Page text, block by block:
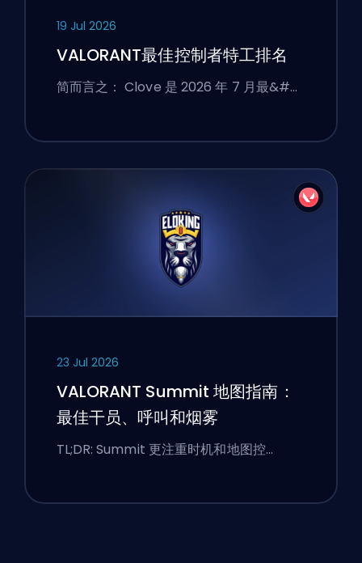
19 Jul 2026
VALORANT最佳控制者特工排名
简而言之： Clove 是 2026 年 7 月最&#…
23 Jul 2026
VALORANT Summit 地图指南：
最佳干员、呼叫和烟雾
TL;DR: Summit 更注重时机和地图控…